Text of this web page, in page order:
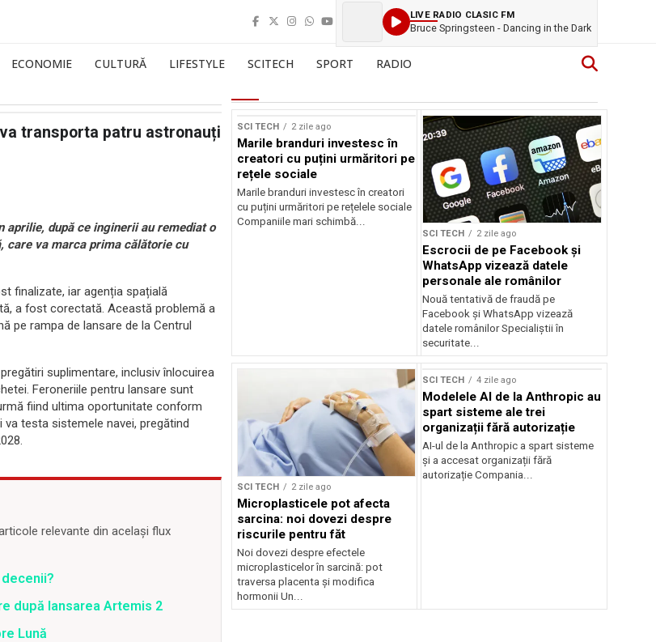
LIVE RADIO CLASIC FM
Bruce Springsteen - Dancing in the Dark
ECONOMIE CULTURĂ LIFESTYLE SCITECH SPORT RADIO
transporta patru astronauți
aprilie, după ce inginerii au remediat o
care va marca prima călătorie cu
finalizate, iar agenția spațială
a fost corectată. Această problemă a
pe rampa de lansare de la Centrul
suplimentare, inclusiv înlocuirea
Feroneriile pentru lansare sunt
fiind ultima oportunitate conform
testa sistemele navei, pregătind
relevante din același flux
după lansarea Artemis 2
Lună
SCI TECH 2 zile ago
Marile branduri investesc în
creatori cu puțini urmăritori pe
rețele sociale
Marile branduri investesc în creatori
cu puțini urmăritori pe rețelele sociale
Companiile mari schimbă...
SCI TECH 2 zile ago
Escrocii de pe Facebook și
WhatsApp vizează datele
personale ale românilor
Nouă tentativă de fraudă pe
Facebook și WhatsApp vizează
datele românilor Specialiștii în
securitate...
SCI TECH 2 zile ago
Microplasticele pot afecta
sarcina: noi dovezi despre
riscurile pentru făt
Noi dovezi despre efectele
microplasticelor în sarcină: pot
traversa placenta și modifica
hormonii Un...
SCI TECH 4 zile ago
Modelele AI de la Anthropic au
spart sisteme ale trei
organizații fără autorizație
AI-ul de la Anthropic a spart sisteme
și a accesat organizații fără
autorizație Compania...